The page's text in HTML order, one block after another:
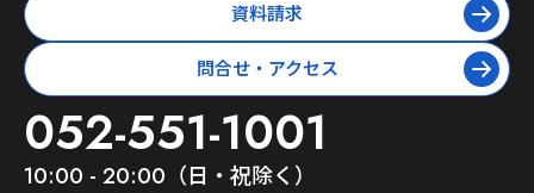
資料請求
問合せ・アクセス
052-551-1001
10:00 - 20:00（日・祝除く）